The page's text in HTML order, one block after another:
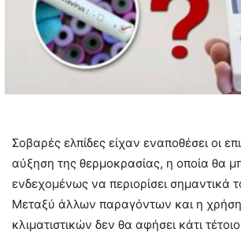
Σοβαρές ελπίδες είχαν εναποθέσει οι
αύξηση της θερμοκρασίας, η οποία θα
ενδεχομένως να περιορίσει σημαντικά
Μεταξύ άλλων παραγόντων και η
κλιματιστικών δεν θα αφήσει κάτι